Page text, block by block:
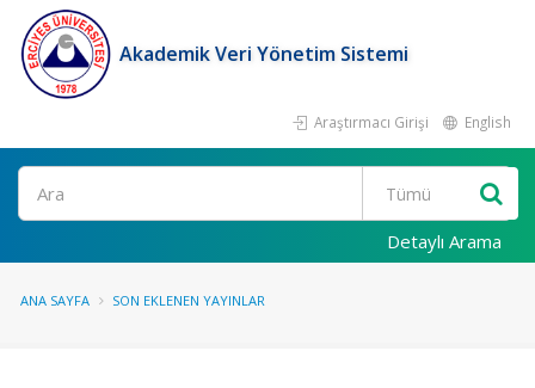
Akademik Veri Yönetim Sistemi
Araştırmacı Girişi English
Ara
Detaylı Arama
ANA SAYFA SON EKLENEN YAYINLAR